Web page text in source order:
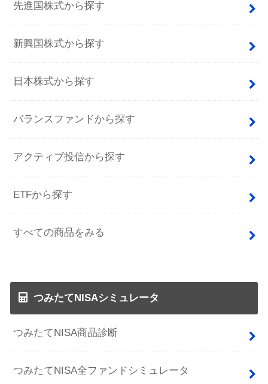
先進国株式から探す
新興国株式から探す
日本株式から探す
バランスファンドから探す
アクティブ投信から探す
ETFから探す
すべての商品をみる
つみたてNISAシミュレータ
つみたてNISA商品診断
つみたてNISA全ファンドシミュレータ